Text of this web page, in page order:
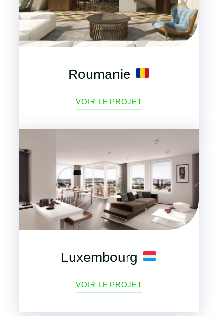
Roumanie
VOIR LE PROJET
Luxembourg
VOIR LE PROJET